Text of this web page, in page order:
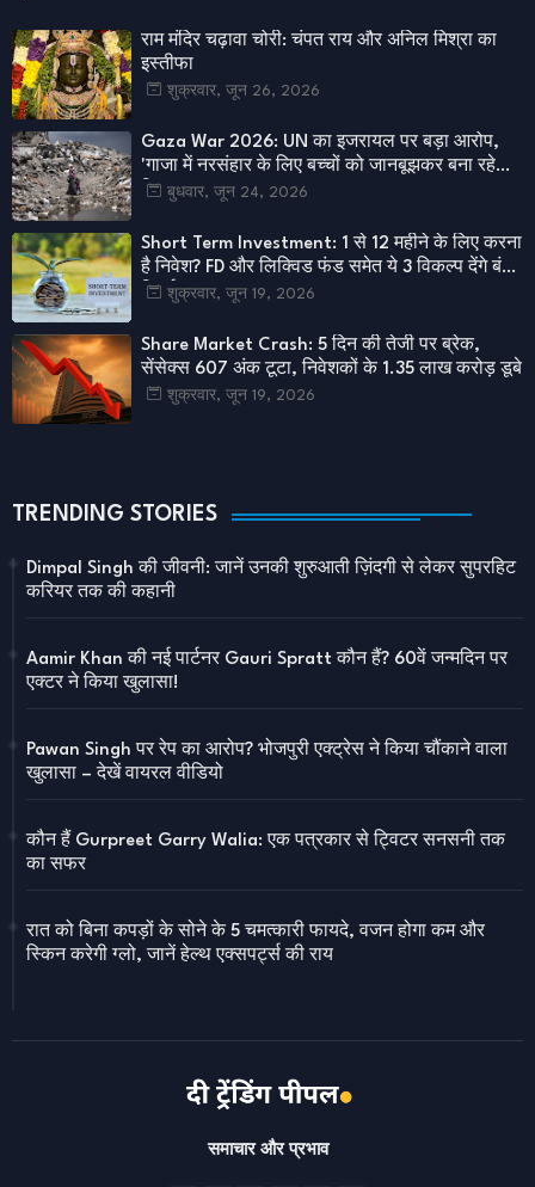
राम मंदिर चढ़ावा चोरी: चंपत राय और अनिल मिश्रा का
इस्तीफा
शुक्रवार, जून 26, 2026
Gaza War 2026: UN का इजरायल पर बड़ा आरोप,
'गाजा में नरसंहार के लिए बच्चों को जानबूझकर बना रहे
निशाना'
बुधवार, जून 24, 2026
Short Term Investment: 1 से 12 महीने के लिए करना
है निवेश? FD और लिक्विड फंड समेत ये 3 विकल्प देंगे बंपर
रिटर्नशुक्रवार, जून 19, 2026
Share Market Crash: 5 दिन की तेजी पर ब्रेक,
सेंसेक्स 607 अंक टूटा, निवेशकों के 1.35 लाख करोड़ डूबे
शुक्रवार, जून 19, 2026
TRENDING STORIES
Dimpal Singh की जीवनी: जानें उनकी शुरुआती ज़िंदगी से लेकर सुपरहिट
करियर तक की कहानी
Aamir Khan की नई पार्टनर Gauri Spratt कौन हैं? 60वें जन्मदिन पर
एक्टर ने किया खुलासा!
Pawan Singh पर रेप का आरोप? भोजपुरी एक्ट्रेस ने किया चौंकाने वाला
खुलासा – देखें वायरल वीडियो
कौन हैं Gurpreet Garry Walia: एक पत्रकार से ट्विटर सनसनी तक
का सफर
रात को बिना कपड़ों के सोने के 5 चमत्कारी फायदे, वजन होगा कम और
स्किन करेगी ग्लो, जानें हेल्थ एक्सपर्ट्स की राय
समाचार और प्रभाव